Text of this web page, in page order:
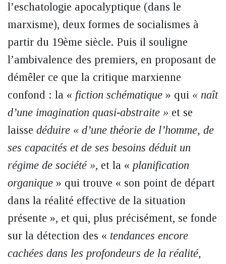
l’eschatologie apocalyptique (dans le
marxisme), deux formes de socialismes à
partir du 19ème siècle. Puis il souligne
l’ambivalence des premiers, en proposant de
démêler ce que la critique marxienne
confond : la « fiction schématique » qui « naît
d’une imagination quasi-abstraite » et se
laisse déduire « d’une théorie de l’homme, de
ses capacités et de ses besoins déduit un
régime de société », et la « planification
organique » qui trouve « son point de départ
dans la réalité effective de la situation
présente », et qui, plus précisément, se fonde
sur la détection des « tendances encore
cachées dans les profondeurs de la réalité,